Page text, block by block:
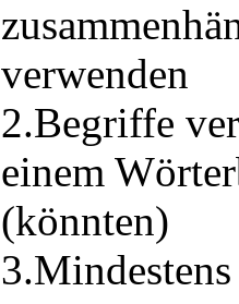
verwenden
2.Begriffe
einem
(könnten)